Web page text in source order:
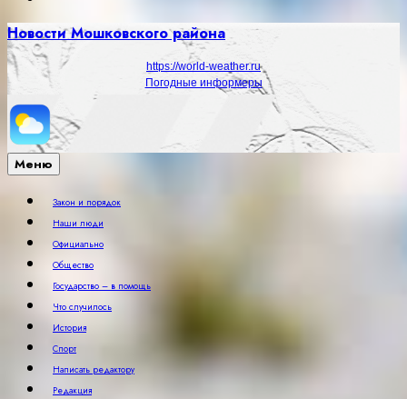
Новости Мошковского района
https://world-weather.ru
Погодные информеры
Меню
Закон и порядок
Наши люди
Официально
Общество
Государство – в помощь
Что случилось
История
Спорт
Написать редактору
Редакция